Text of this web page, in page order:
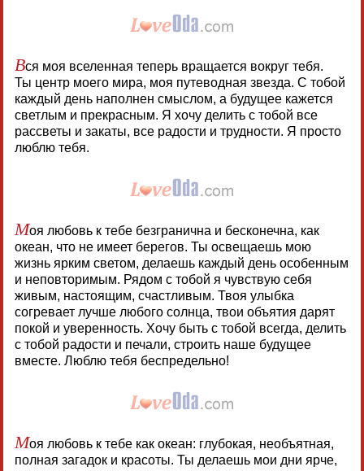
Вся моя вселенная теперь вращается вокруг тебя.
Ты центр моего мира, моя путеводная звезда. С тобой
каждый день наполнен смыслом, а будущее кажется
светлым и прекрасным. Я хочу делить с тобой все
рассветы и закаты, все радости и трудности. Я просто
люблю тебя.
Моя любовь к тебе безгранична и бесконечна, как
океан, что не имеет берегов. Ты освещаешь мою
жизнь ярким светом, делаешь каждый день особенным
и неповторимым. Рядом с тобой я чувствую себя
живым, настоящим, счастливым. Твоя улыбка
согревает лучше любого солнца, твои объятия дарят
покой и уверенность. Хочу быть с тобой всегда, делить
с тобой радости и печали, строить наше будущее
вместе. Люблю тебя беспредельно!
Моя любовь к тебе как океан: глубокая, необъятная,
полная загадок и красоты. Ты делаешь мои дни ярче,